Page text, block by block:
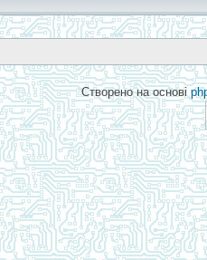
Створено на основі